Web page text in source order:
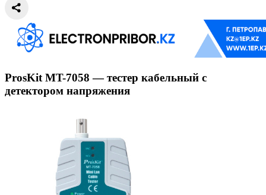
ProsKit MT-7058 — тестер кабельный с
детектором напряжения